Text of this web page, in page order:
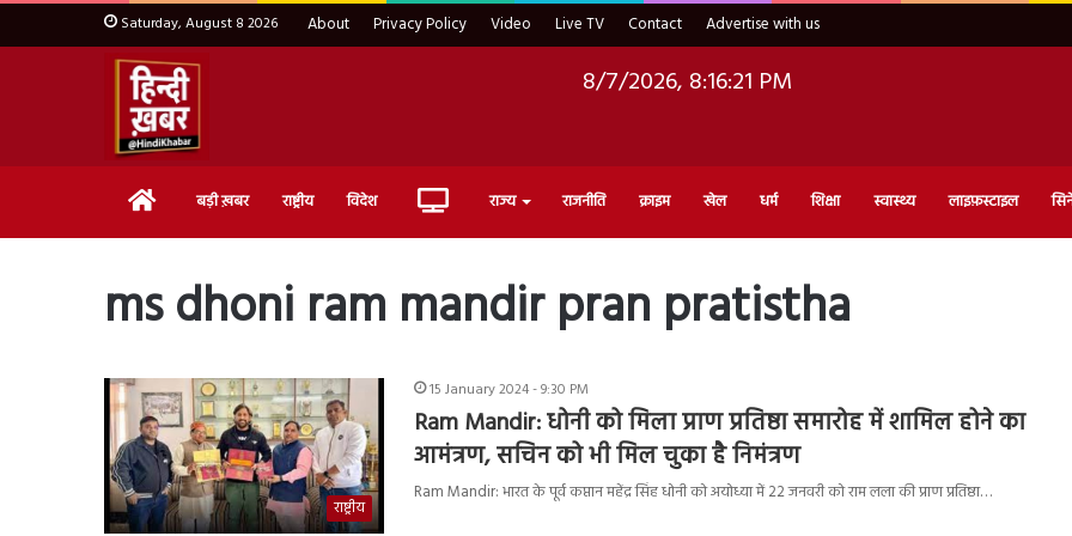
Saturday, August 8 2026 About Privacy Policy Video Live TV Contact Advertise with us
8/7/2026, 8:16:22 PM
Home बड़ी ख़बर राष्ट्रीय विदेश Live राज्य राजनीति क्राइम खेल धर्म शिक्षा स्वास्थ्य लाइफ़स्टाइल
ms dhoni ram mandir pran pratistha
राष्ट्रीय
15 January 2024 - 9:30 PM
Ram Mandir: धोनी को मिला प्राण प्रतिष्ठा समारोह में शामिल होने का
आमंत्रण, सचिन को भी मिल चुका है निमंत्रण
Ram Mandir: भारत के पूर्व कप्तान महेंद्र सिंह धोनी को अयोध्या में 22 जनवरी को राम लला की प्राण प्रतिष्ठा…